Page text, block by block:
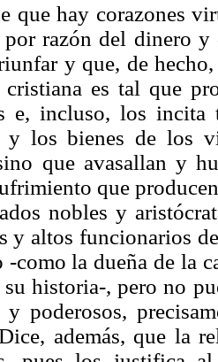
que hay corazones
por razón del dinero
y que, de
es tal que
e, incluso, los incita
y los bienes de los
que avasallan y
que
nobles y
y altos funcionarios
-como la dueña de la
historia-, pero no
poderosos,
además, que la